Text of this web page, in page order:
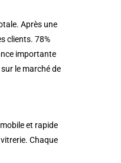
Après une
clients. 78%
importante
le marché de
et rapide
Chaque